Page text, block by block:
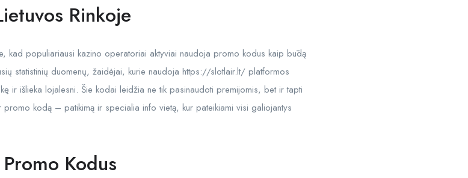
Rinkoje
kad populiariausi kazino operatoriai aktyviai naudoja promo kodus kaip būdą
statistinių duomenų, žaidėjai, kurie naudoja https://slotlair.lt/ platformos
ir išlieka lojalesni. Šie kodai leidžia ne tik pasinaudoti premijomis, bet ir tapti
kodą – patikimą ir specialia info vietą, kur pateikiami visi galiojantys
Kodus